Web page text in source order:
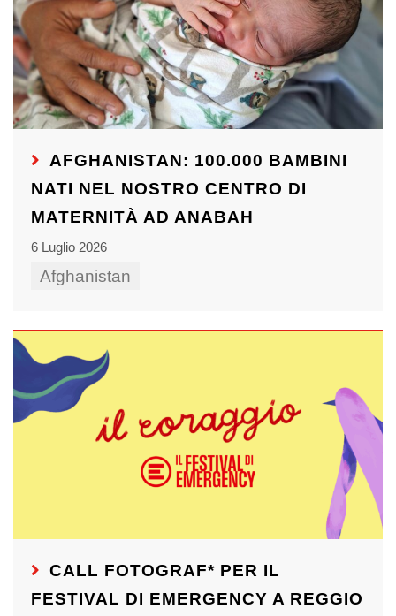
AFGHANISTAN: 100.000 BAMBINI
NATI NEL NOSTRO CENTRO DI
MATERNITÀ AD ANABAH
6 Luglio 2026
Afghanistan
CALL FOTOGRAF* PER IL
FESTIVAL DI EMERGENCY A REGGIO